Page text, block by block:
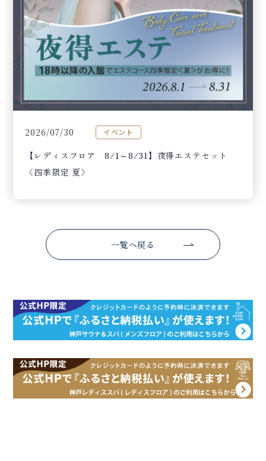
2026/07/30 イベント
【レディスフロア 8/1～8/31】夜得エステセット
〈四季限定 夏〉
一覧へ戻る